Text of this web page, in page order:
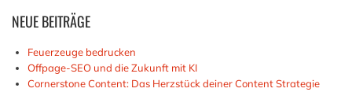
NEUEBEITRÄGE
Feuerzeuge bedrucken
Offpage-SEO und die Zukunft mit KI
Cornerstone Content: Das Herzstück deiner Content Strategie